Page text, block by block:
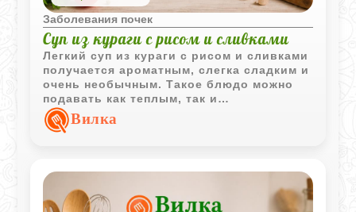
Заболевания почек
Суп из кураги с рисом и сливками
Легкий суп из кураги с рисом и сливками
получается ароматным, слегка сладким и
очень необычным. Такое блюдо можно
подавать как теплым, так и
охлажденным.
Вилка